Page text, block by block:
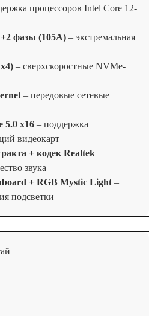
процессоров Intel Core 12-
фазы (105A) – экстремальная
– сверхскоростные NVMe-
– передовые сетевые
5.0 x16 – поддержка
видеокарт
+ кодек Realtek
звука
+ RGB Mystic Light –
подсветки